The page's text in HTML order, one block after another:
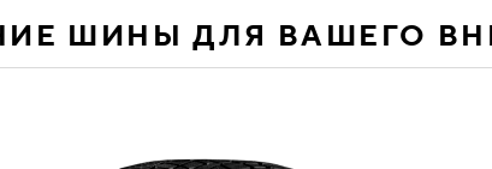
ШИНЫ ДЛЯ ВАШЕГО